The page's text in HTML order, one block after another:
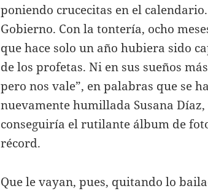
poniendo crucecitas en el
Gobierno. Con la tontería, ocho
que hace solo un año hubiera sido
de los profetas. Ni en sus sueños
pero nos vale”, en palabras que se
nuevamente humillada Susana
conseguiría el rutilante álbum de
récord.
Que le vayan, pues, quitando lo